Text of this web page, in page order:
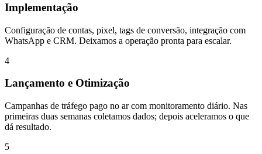
Implementação
Configuração de contas, pixel, tags de conversão, integração com
WhatsApp e CRM. Deixamos a operação pronta para escalar.
4
Lançamento e Otimização
Campanhas de tráfego pago no ar com monitoramento diário. Nas
primeiras duas semanas coletamos dados; depois aceleramos o que
dá resultado.
5